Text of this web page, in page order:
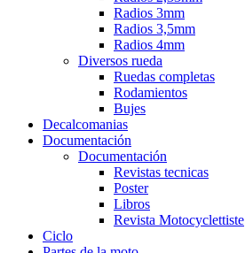
Radios 3mm
Radios 3,5mm
Radios 4mm
Diversos rueda
Ruedas completas
Rodamientos
Bujes
Decalcomanias
Documentación
Documentación
Revistas tecnicas
Poster
Libros
Revista Motocyclettiste
Ciclo